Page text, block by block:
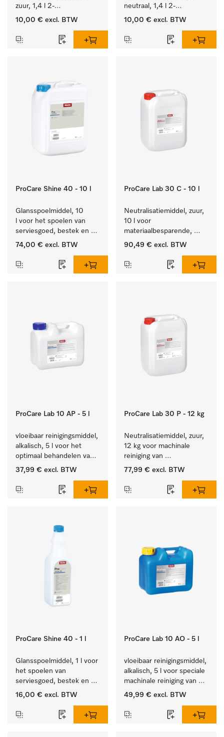
zuur, 1,4 l 2-
componentenwasmiddel
wasgoed.
10,00 € excl. BTW
neutraal, 1,4 l 2-
componentenwasmiddel
wasgoed.
10,00 € excl. BTW
ProCare Shine 40 - 10 l
Glansspoelmiddel, 10
l voor het spoelen van
serviesgoed, bestek en
ideaal voor glazen.
74,00 € excl. BTW
ProCare Lab 30 C - 10 l
Neutralisatiemiddel, zuur,
10 l voor
materiaalbesparende,
machinale reiniging van
gerei.
90,49 € excl. BTW
ProCare Lab 10 AP - 5 l
vloeibaar reinigingsmiddel,
alkalisch, 5 l voor het
optimaal behandelen van
laboratoriumhulpstukken.
37,99 € excl. BTW
ProCare Lab 30 P - 12 kg
Neutralisatiemiddel, zuur,
12 kg voor machinale
reiniging van
laboratoriumglaswerk en -
77,99 € excl. BTW
ProCare Shine 40 - 1 l
Glansspoelmiddel, 1 l voor
het spoelen van
serviesgoed, bestek en
ideaal voor glazen.
16,00 € excl. BTW
ProCare Lab 10 AO - 5 l
vloeibaar reinigingsmiddel,
alkalisch, 5 l voor speciale
machinale reiniging van
laboratoriumglaswerk en -
49,99 € excl. BTW